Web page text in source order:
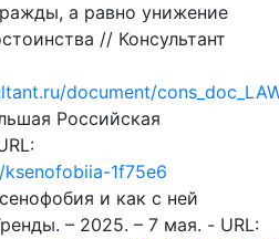
а равно унижение
// Консультант
document/
Российская
1f75e6
и как с ней
– 2025. – 7 мая. - URL: